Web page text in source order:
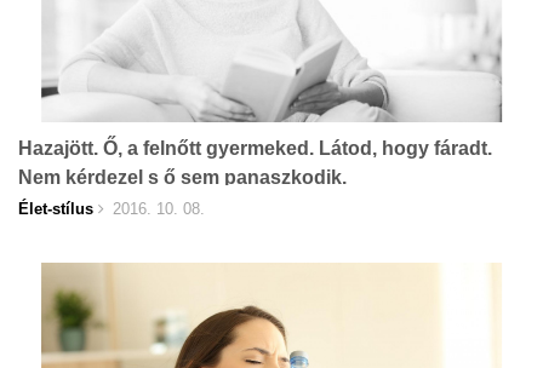
Hazajött. Ő, a felnőtt gyermeked. Látod, hogy fáradt.
Nem kérdezel s ő sem panaszkodik.
Élet-stílus 2016. 10. 08.